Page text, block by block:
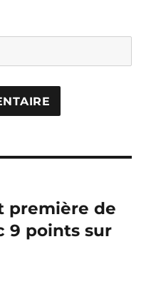
première de
9 points sur